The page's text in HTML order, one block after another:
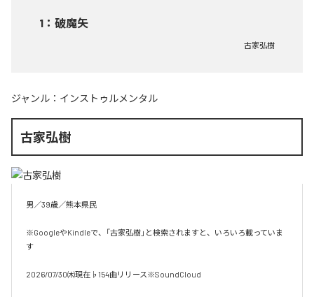
1 ： 破魔矢
古家弘樹
ジャンル： インストゥルメンタル
古家弘樹
男／39歳／熊本県民
※GoogleやKindleで、「古家弘樹」と検索されますと、いろいろ載っていま
す
2026/07/30㈭現在♭154曲リリース※SoundCloud